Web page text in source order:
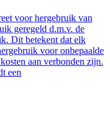
voor hergebruik van
geregeld d.m.v. de
Dit betekent dat elk
voor onbepaalde
aan verbonden zijn.
een